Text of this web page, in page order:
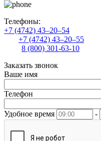
Телефоны:
+7 (4742) 43–20–54
+7 (4742) 43–20–55
8 (800) 301-63-10
Заказать звонок
Ваше имя
Телефон
Удобное время -